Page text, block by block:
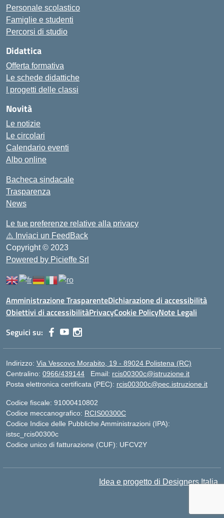
Personale scolastico
Famiglie e studenti
Percorsi di studio
Didattica
Offerta formativa
Le schede didattiche
I progetti delle classi
Novità
Le notizie
Le circolari
Calendario eventi
Albo online
Bacheca sindacale
Trasparenza
News
Le tue preferenze relative alla privacy
⚠️ Inviaci un FeedBack
Copyright © 2023
Powered by Picieffe Srl
Amministrazione TrasparenteDichiarazione di accessibilità
Obiettivi di accessibilitàPrivacyCookie PolicyNote Legali
Seguici su:
Indirizzo: Via Vescovo Morabito, 19 - 89024 Polistena (RC)
Centralino: 0966/439144 Email: rcis00300c@istruzione.it
Posta elettronica certificata (PEC): rcis00300c@pec.istruzione.it
Codice fiscale: 91000410802
Codice meccanografico: RCIS00300C
Codice Indice delle Pubbliche Amministrazioni (IPA):
istsc_rcis00300c
Codice unico di fatturazione (CUF): UFCV2Y
Idea e progetto di Designers Italia